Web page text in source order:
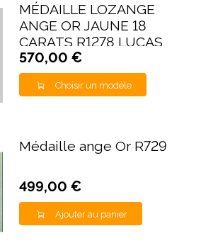
MÉDAILLE LOZANGE
ANGE OR JAUNE 18
CARATS R1278 LUCAS
LUCOR
570,00 €
Choisir un modèle
Médaille ange Or R729
499,00 €
Ajouter au panier